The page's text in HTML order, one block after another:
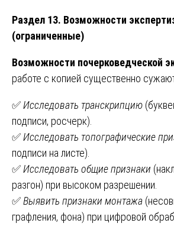
Раздел 13. Возможности
(ограниченные)
Возможности почерковедческой
работе с копией существенно
✅Исследовать транскрипцию
подписи, росчерк).
✅Исследовать топографические
подписи на листе).
✅Исследовать общие признаки
разгон) при высоком разрешении.
✅Выявить признаки монтажа
графления, фона) при цифровой